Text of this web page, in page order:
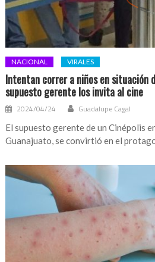
NACIONAL VIRALES
Intentan correr a niños en situación
supuesto gerente los invita al cine
2024/04/24 Guadalupe Cagal
El supuesto gerente de un Cinépolis
Guanajuato, se convirtió en el